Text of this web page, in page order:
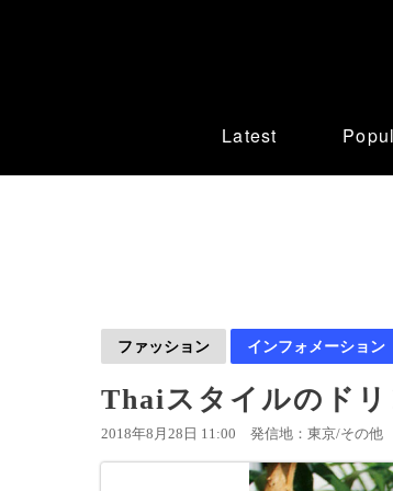
Latest
ファッション インフォメーション
Thaiスタイルのド
2018年8月28日 11:00 発信地：東京/その他